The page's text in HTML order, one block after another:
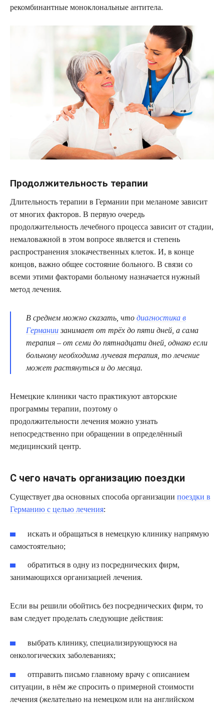
рекомбинантные моноклональные антитела.
Продолжительность терапии
Длительность терапии в Германии при меланоме зависит
от многих факторов. В первую очередь
продолжительность лечебного процесса зависит от стадии,
немаловажной в этом вопросе является и степень
распространения злокачественных клеток. И, в конце
концов, важно общее состояние больного. В связи со
всеми этими факторами больному назначается нужный
метод лечения.
В среднем можно сказать, что диагностика в
Германии занимает от трёх до пяти дней, а сама
терапия – от семи до пятнадцати дней, однако если
больному необходима лучевая терапия, то лечение
может растянуться и до месяца.
Немецкие клиники часто практикуют авторские
программы терапии, поэтому о
продолжительности лечения можно узнать
непосредственно при обращении в определённый
медицинский центр.
С чего начать организацию поездки
Существует два основных способа организации поездки в
Германию с целью лечения:
искать и обращаться в немецкую клинику напрямую
самостоятельно;
обратиться в одну из посреднических фирм,
занимающихся организацией лечения.
Если вы решили обойтись без посреднических фирм, то
вам следует проделать следующие действия:
выбрать клинику, специализирующуюся на
онкологических заболеваниях;
отправить письмо главному врачу с описанием
ситуации, в нём же спросить о примерной стоимости
лечения (желательно на немецком или на английском